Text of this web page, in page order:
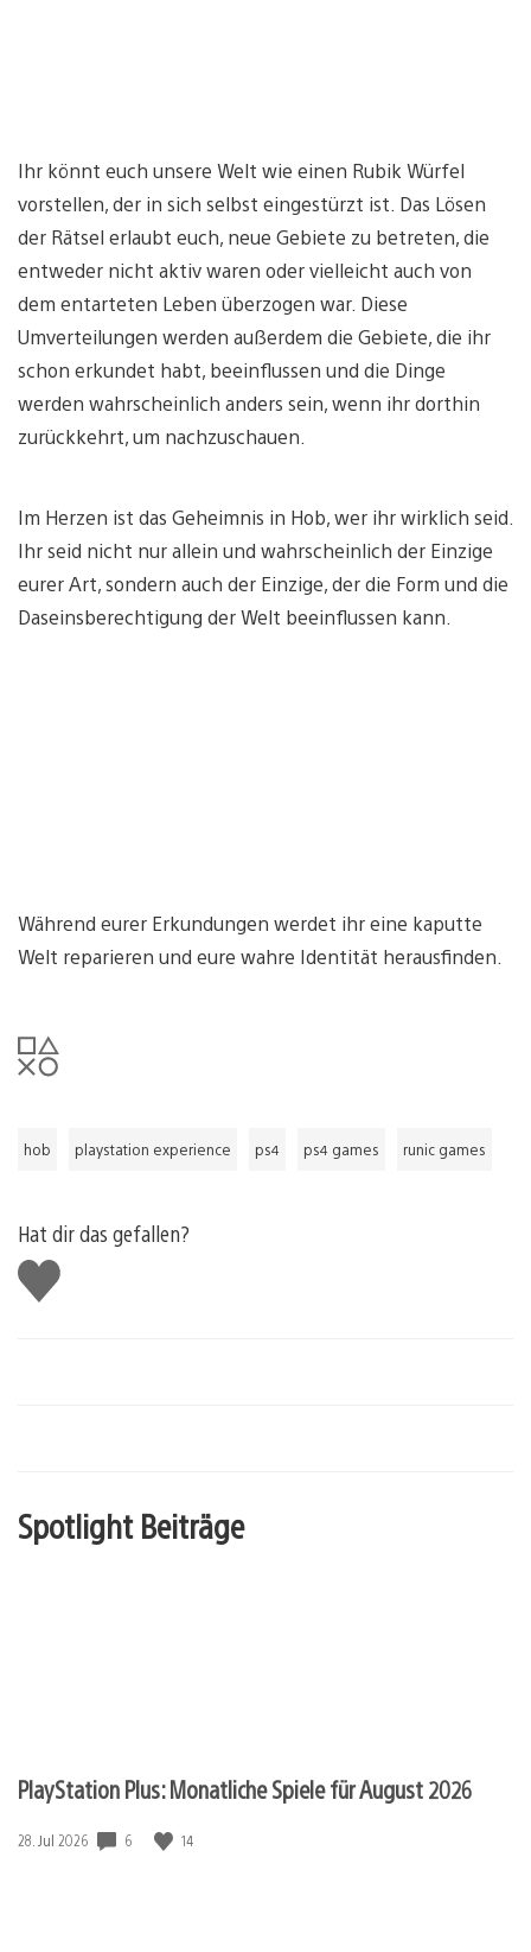
Ihr könnt euch unsere Welt wie einen Rubik Würfel
vorstellen, der in sich selbst eingestürzt ist. Das Lösen
der Rätsel erlaubt euch, neue Gebiete zu betreten, die
entweder nicht aktiv waren oder vielleicht auch von
dem entarteten Leben überzogen war. Diese
Umverteilungen werden außerdem die Gebiete, die ihr
schon erkundet habt, beeinflussen und die Dinge
werden wahrscheinlich anders sein, wenn ihr dorthin
zurückkehrt, um nachzuschauen.
Im Herzen ist das Geheimnis in Hob, wer ihr wirklich seid.
Ihr seid nicht nur allein und wahrscheinlich der Einzige
eurer Art, sondern auch der Einzige, der die Form und die
Daseinsberechtigung der Welt beeinflussen kann.
Während eurer Erkundungen werdet ihr eine kaputte
Welt reparieren und eure wahre Identität herausfinden.
hob playstation experience ps4 ps4 games runic games
Hat dir das gefallen?
Gefällt
mir
Spotlight Beiträge
PlayStation Plus: Monatliche Spiele für August 2026
Veröffentlichungsdatum:
28. Jul 2026 6 14